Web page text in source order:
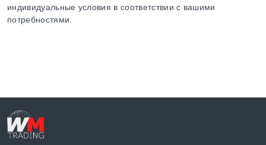
индивидуальные условия в соответствии с вашими
потребностями.